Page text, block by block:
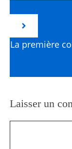
La première
Laisser un